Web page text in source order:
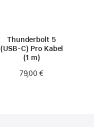
Thunderbolt 5
(USB‑C) Pro Kabel
(1 m)
79,00 €